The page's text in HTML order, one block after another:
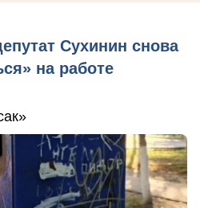
Сухинин снова
на работе